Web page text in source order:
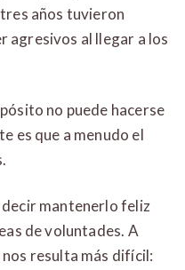
años tuvieron
agresivos al llegar a los
no puede hacerse
es que a menudo el
mantenerlo feliz
de voluntades. A
resulta más difícil: